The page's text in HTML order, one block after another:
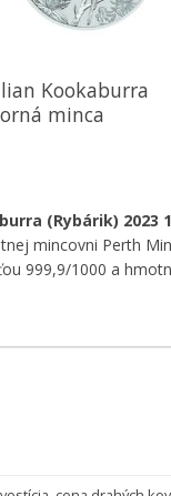
Kookaburra
minca
(Rybárik) 2023
mincovni Perth
999,9/1000 a